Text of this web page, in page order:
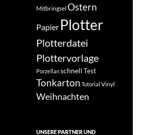
Mitbringsel Ostern
Papier Plotter
Plotterdatei
Plottervorlage
PorzellanschnellTest
Tonkarton Tutorial Vinyl
Weihnachten
UNSERE PARTNER UND